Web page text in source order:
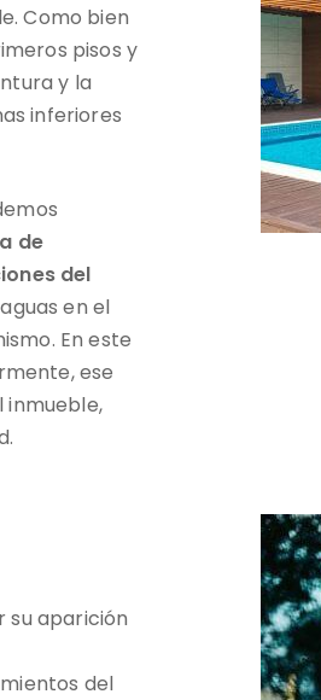
Como bien
pisos y
y la
inferiores
de
del
en el
En este
ese
inmueble,
su aparición
del